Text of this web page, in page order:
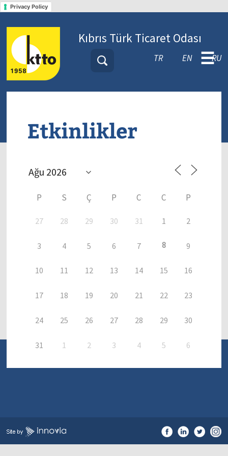
Privacy Policy
Kıbrıs Türk Ticaret Odası
TR EN RU
☰
Etkinlikler
P S Ç P C C P
27 28 29 30 31 1 2
3 4 5 6 7 8 9
10 11 12 13 14 15 16
17 18 19 20 21 22 23
24 25 26 27 28 29 30
31 1 2 3 4 5 6